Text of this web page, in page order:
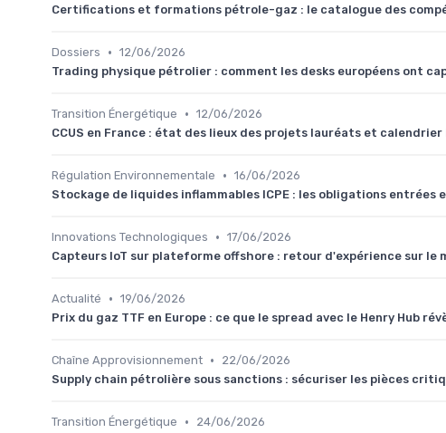
Certifications et formations pétrole-gaz : le catalogue des
Dossiers • 12/06/2026
Trading physique pétrolier : comment les desks européens ont
Transition Énergétique • 12/06/2026
CCUS en France : état des lieux des projets lauréats et
Régulation Environnementale • 16/06/2026
Stockage de liquides inflammables ICPE : les obligations entrées
Innovations Technologiques • 17/06/2026
Capteurs IoT sur plateforme offshore : retour d'expérience sur le
Actualité • 19/06/2026
Prix du gaz TTF en Europe : ce que le spread avec le Henry Hub
Chaîne Approvisionnement •
22/06/2026
Supply chain pétrolière sous sanctions : sécuriser les pièces
Transition Énergétique •
24/06/2026